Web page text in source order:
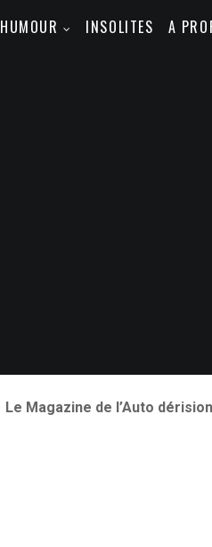
HUMOUR INSOLITES A
Le Magazine de l’Auto